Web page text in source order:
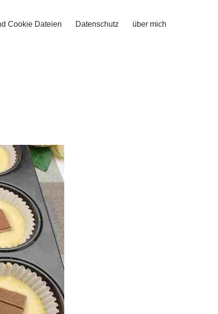
Cookie Dateien Datenschutz über mich